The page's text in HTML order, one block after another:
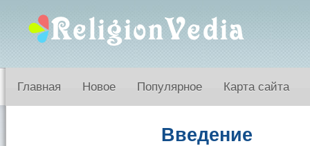
Главная Новое Популярное Карта сайта
Введение